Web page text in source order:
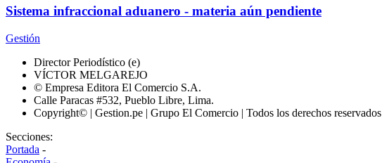
Sistema infraccional aduanero - materia aún pendiente
Gestión
Director Periodístico (e)
VÍCTOR MELGAREJO
© Empresa Editora El Comercio S.A.
Calle Paracas #532, Pueblo Libre, Lima.
Copyright© | Gestion.pe | Grupo El Comercio | Todos los derechos reservados
Secciones:
Portada -